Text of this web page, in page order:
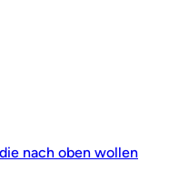
nach oben wollen